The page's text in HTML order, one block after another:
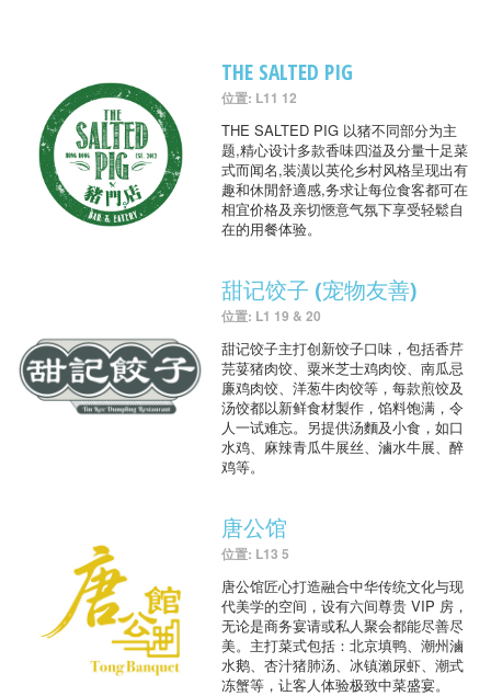
THE SALTED PIG
位置: L11 12
THE SALTED PIG 以猪不同部分为主
题,精心设计多款香味四溢及分量十足菜
式而闻名,装潢以英伦乡村风格呈现出有
趣和休閒舒適感,务求让每位食客都可在
相宜价格及亲切愜意气氛下享受轻鬆自
在的用餐体验。
甜记饺子 (宠物友善)
位置: L1 19 & 20
甜记饺子主打创新饺子口味，包括香芹
芫荽猪肉饺、粟米芝士鸡肉饺、南瓜忌
廉鸡肉饺、洋葱牛肉饺等，每款煎饺及
汤饺都以新鲜食材製作，馅料饱满，令
人一试难忘。另提供汤麵及小食，如口
水鸡、麻辣青瓜牛展丝、滷水牛展、醉
鸡等。
唐公馆
位置: L13 5
唐公馆匠心打造融合中华传统文化与现
代美学的空间，设有六间尊贵 VIP 房，
无论是商务宴请或私人聚会都能尽善尽
美。主打菜式包括：北京填鸭、潮州滷
水鹅、杏汁猪肺汤、冰镇瀨尿虾、潮式
冻蟹等，让客人体验极致中菜盛宴。